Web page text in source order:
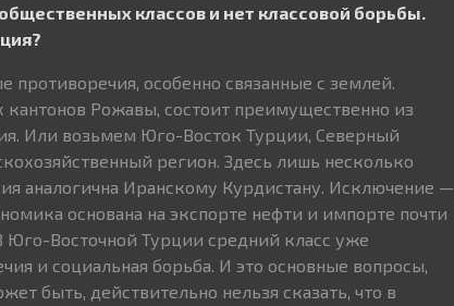
классов и нет классовой борьбы.
противоречия, особенно связанные с землей.
Рожавы, состоит преимущественно из
Или возьмем Юго-Восток Турции, Северный
регион. Здесь лишь несколько
аналогична Иранскому Курдистану. Исключение —
основана на экспорте нефти и импорте почти
Юго-Восточной Турции средний класс уже
и социальная борьба. И это основные вопросы,
быть, действительно нельзя сказать, что в